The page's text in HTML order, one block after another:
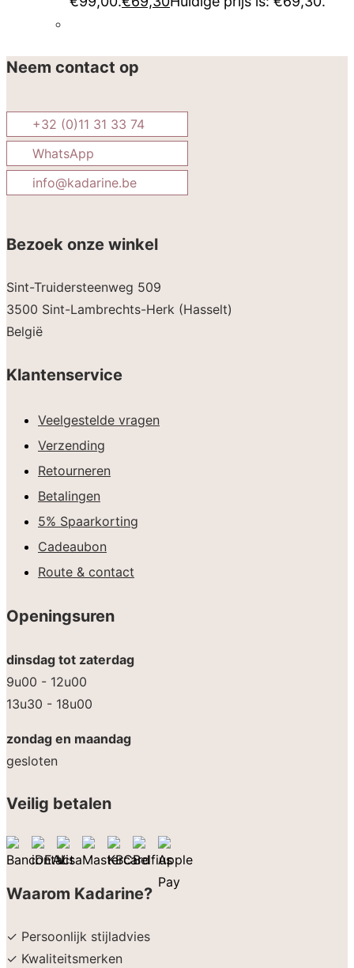
Neem contact op
+32 (0)11 31 33 74
WhatsApp
info@kadarine.be
Bezoek onze winkel
Sint-Truidersteenweg 509
3500 Sint-Lambrechts-Herk (Hasselt)
België
Klantenservice
Veelgestelde vragen
Verzending
Retourneren
Betalingen
5% Spaarkorting
Cadeaubon
Route & contact
Openingsuren
dinsdag tot zaterdag
9u00 - 12u00
13u30 - 18u00
zondag en maandag
gesloten
Veilig betalen
Waarom Kadarine?
✓ Persoonlijk stijladvies
✓ Kwaliteitsmerken